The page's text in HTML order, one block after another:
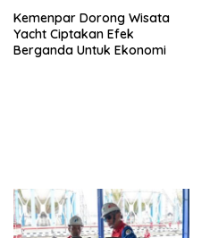
Kemenpar Dorong Wisata
Yacht Ciptakan Efek
Berganda Untuk Ekonomi